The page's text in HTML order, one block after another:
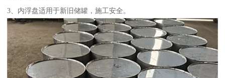
3、内浮盘适用于新旧储罐，施工安全。